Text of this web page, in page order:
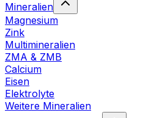
Mineralien
Magnesium
Zink
Multimineralien
ZMA & ZMB
Calcium
Eisen
Elektrolyte
Weitere Mineralien